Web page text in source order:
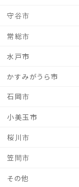
守谷市
常総市
水戸市
かすみがうら市
石岡市
小美玉市
桜川市
笠間市
その他